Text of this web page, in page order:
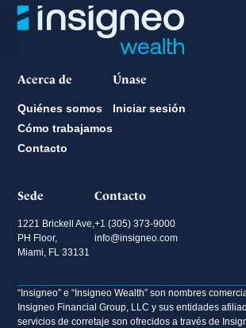
Acerca de
Quiénes somos
Cómo trabajamos
Contacto
Únase
Iniciar sesión
Sede
1221 Brickell Ave,
PH Floor,
Miami, FL 33131
Contacto
+1 (305) 373-9000
info@insigneo.com
“Insigneo” e “Insigneo Wealth” son nombres
Insigneo Financial Group, LLC y sus entidades
servicios de corretaje son ofrecidos a través de